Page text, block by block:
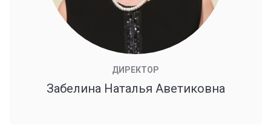
ДИРЕКТОР
Забелина Наталья Аветиковна